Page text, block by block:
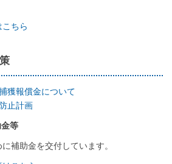
ちら
獲報償金について
止計画
等
補助金を交付しています。